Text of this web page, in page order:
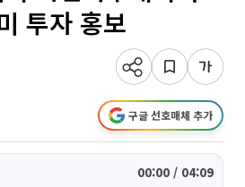
투자 홍보
구글 선호매체 추가
00:00 / 04:09